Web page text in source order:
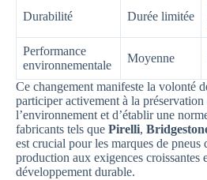
Durabilité Durée limitée
Performance
environnementale
Moyenne
Ce changement manifeste la volonté
participer activement à la préservation
l’environnement et d’établir une
fabricants tels que Pirelli,
est crucial pour les marques de pneus
production aux exigences croissantes
développement durable.